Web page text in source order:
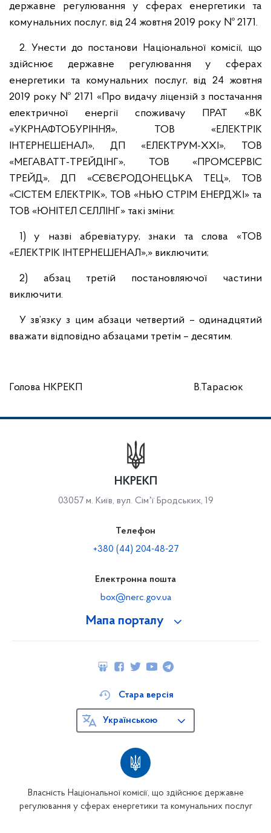
державне регулювання у сферах енергетики та
комунальних послуг, від 24 жовтня 2019 року № 2171.
2. Унести до постанови Національної комісії, що
здійснює державне регулювання у сферах
енергетики та комунальних послуг, від 24 жовтня
2019 року № 2171 «Про видачу ліцензій з постачання
електричної енергії споживачу ПРАТ «ВК
«УКРНАФТОБУРІННЯ», ТОВ «ЕЛЕКТРІК
ІНТЕРНЕШЕНАЛ», ДП «ЕЛЕКТРУМ-XXI», ТОВ
«МЕГАВАТТ-ТРЕЙДІНГ», ТОВ «ПРОМСЕРВІС
ТРЕЙД», ДП «СЄВЄРОДОНЕЦЬКА ТЕЦ», ТОВ
«СІСТЕМ ЕЛЕКТРІК», ТОВ «НЬЮ СТРІМ ЕНЕРДЖІ» та
ТОВ «ЮНІТЕЛ СЕЛЛІНГ» такі зміни:
1) у назві абревіатуру, знаки та слова «ТОВ
«ЕЛЕКТРІК ІНТЕРНЕШЕНАЛ»,» виключити;
2) абзац третій постановляючої частини
виключити.
У зв’язку з цим абзаци четвертий – одинадцятий
вважати відповідно абзацами третім – десятим.
Голова НКРЕКП В.Тарасюк
Мапа порталу
НКРЕКП
03057 м. Київ, вул. Сімʼї Бродських, 19
Телефон
+380 (44) 204-48-27
Електронна пошта
box@nerc.gov.ua
Власність Національної комісії, що здійснює державне
регулювання у сферах енергетики та комунальних послуг
Стара версія
Українською